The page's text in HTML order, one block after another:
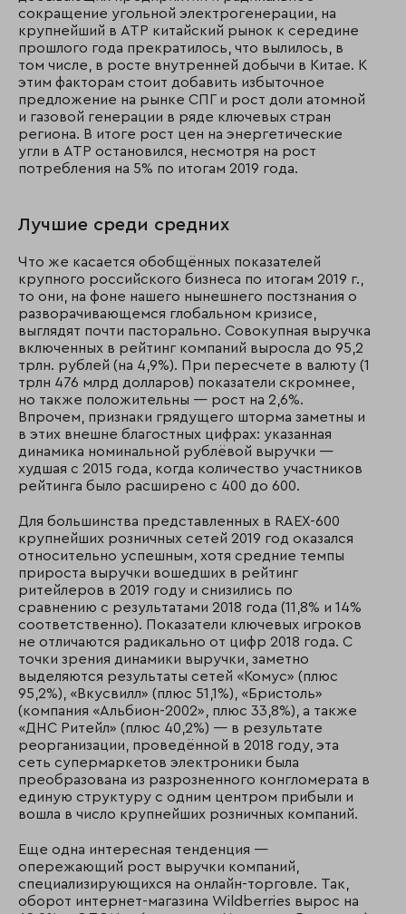
сокращение угольной электрогенерации, на
крупнейший в АТР китайский рынок к середине
прошлого года прекратилось, что вылилось, в
том числе, в росте внутренней добычи в Китае. К
этим факторам стоит добавить избыточное
предложение на рынке СПГ и рост доли атомной
и газовой генерации в ряде ключевых стран
региона. В итоге рост цен на энергетические
угли в АТР остановился, несмотря на рост
потребления на 5% по итогам 2019 года.
Лучшие среди средних
Что же касается обобщённых показателей
крупного российского бизнеса по итогам 2019 г.,
то они, на фоне нашего нынешнего постзнания о
разворачивающемся глобальном кризисе,
выглядят почти пасторально. Совокупная выручка
включенных в рейтинг компаний выросла до 95,2
трлн. рублей (на 4,9%). При пересчете в валюту (1
трлн 476 млрд долларов) показатели скромнее,
но также положительны — рост на 2,6%.
Впрочем, признаки грядущего шторма заметны и
в этих внешне благостных цифрах: указанная
динамика номинальной рублёвой выручки —
худшая с 2015 года, когда количество участников
рейтинга было расширено с 400 до 600.
Для большинства представленных в RAEX-600
крупнейших розничных сетей 2019 год оказался
относительно успешным, хотя средние темпы
прироста выручки вошедших в рейтинг
ритейлеров в 2019 году и снизились по
сравнению с результатами 2018 года (11,8% и 14%
соответственно). Показатели ключевых игроков
не отличаются радикально от цифр 2018 года. С
точки зрения динамики выручки, заметно
выделяются результаты сетей «Комус» (плюс
95,2%), «Вкусвилл» (плюс 51,1%), «Бристоль»
(компания «Альбион-2002», плюс 33,8%), а также
«ДНС Ритейл» (плюс 40,2%) — в результате
реорганизации, проведённой в 2018 году, эта
сеть супермаркетов электроники была
преобразована из разрозненного конгломерата в
единую структуру с одним центром прибыли и
вошла в число крупнейших розничных компаний.
Еще одна интересная тенденция —
опережающий рост выручки компаний,
специализирующихся на онлайн-торговле. Так,
оборот интернет-магазина Wildberries вырос на